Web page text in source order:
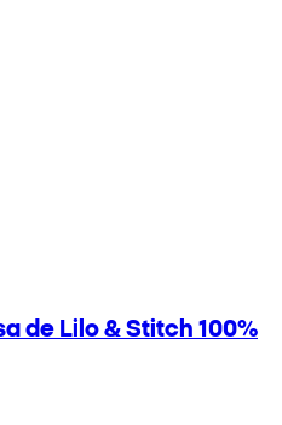
de Lilo & Stitch 100%